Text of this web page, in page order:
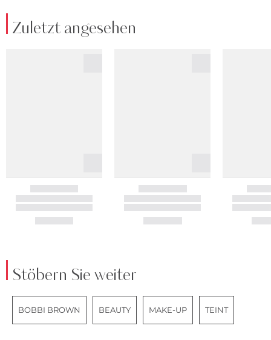
Zuletzt angesehen
Stöbern Sie weiter
BOBBI BROWN BEAUTY MAKE-UP TEINT